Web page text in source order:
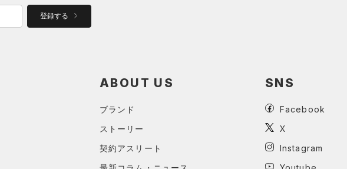
登録する
ABOUT US
ブランド
ストーリー
契約アスリート
SNS
Facebook
X
Instagram